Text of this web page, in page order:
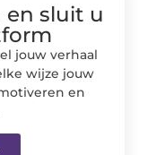
en sluit u
jouw verhaal
wijze jouw
en